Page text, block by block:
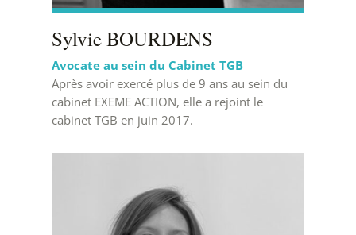
Sylvie BOURDENS
Avocate au sein du Cabinet TGB
Après avoir exercé plus de 9 ans au sein du
cabinet EXEME ACTION, elle a rejoint le
cabinet TGB en juin 2017.